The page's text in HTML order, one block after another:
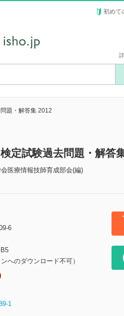
初めて
題・解答集 2012
定試験過去問題・解答
医療情報技師育成部会(編)
6
B5
へのダウンロード不可）
1